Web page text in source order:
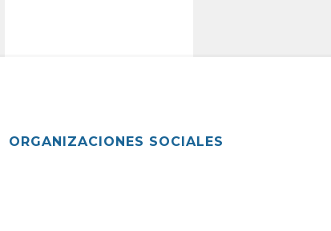
ORGANIZACIONES SOCIALES